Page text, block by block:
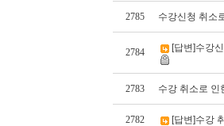
2785 수강신청 취소
2784 [답변]수강
2783 수강 취소로 인
2782 [답변]수강